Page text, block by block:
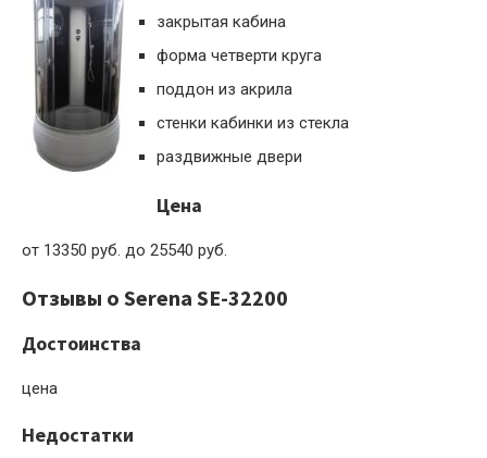
закрытая кабина
форма четверти круга
поддон из акрила
стенки кабинки из стекла
раздвижные двери
Цена
от 13350 руб. до 25540 руб.
Отзывы о Serena SE-32200
Достоинства
цена
Недостатки